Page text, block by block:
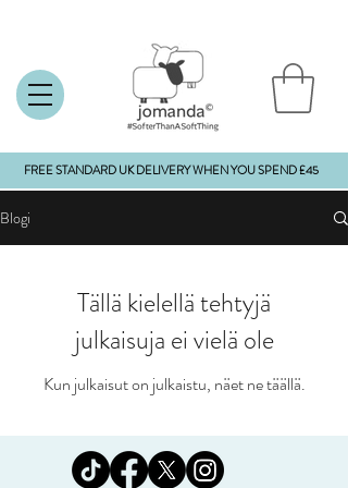
FREE STANDARD UK DELIVERY WHEN YOU SPEND £45
Blogi
Tällä kielellä tehtyjä
julkaisuja ei vielä ole
Kun julkaisut on julkaistu, näet ne täällä.